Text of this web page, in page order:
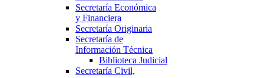
Secretaría Económica
y Financiera
Secretaría Originaria
Secretaría de
Información Técnica
Biblioteca Judicial
Secretaría Civil,